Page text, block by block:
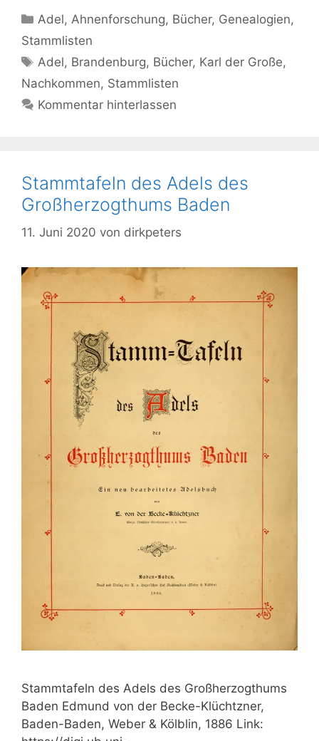
Kategorien
Adel,Ahnenforschung, Bücher, Genealogien,
Stammlisten
Schlagwörter
Adel, Brandenburg, Bücher, Karl der Große,
Nachkommen, Stammlisten
Kommentar hinterlassen
Stammtafeln des Adels des
Großherzogthums Baden
11. Juni 2020 von dirkpeters
Stammtafeln des Adels des Großherzogthums
Baden Edmund von der Becke-Klüchtzner,
Baden-Baden, Weber & Kölblin, 1886 Link: